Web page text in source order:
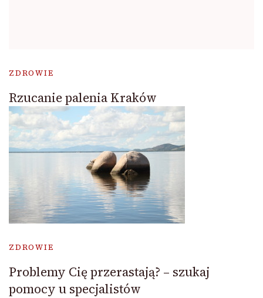
ZDROWIE
Rzucanie palenia Kraków
ZDROWIE
Problemy Cię przerastają? – szukaj
pomocy u specjalistów